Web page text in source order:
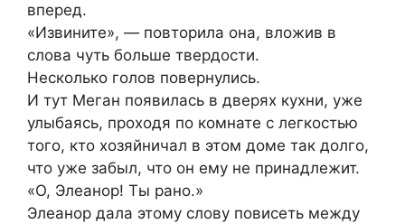
вперед.
«Извините», — повторила она, вложив в
слова чуть больше твердости.
Несколько голов повернулись.
И тут Меган появилась в дверях кухни, уже
улыбаясь, проходя по комнате с легкостью
того, кто хозяйничал в этом доме так долго,
что уже забыл, что он ему не принадлежит.
«О, Элеанор! Ты рано.»
Элеанор дала этому слову повисеть между